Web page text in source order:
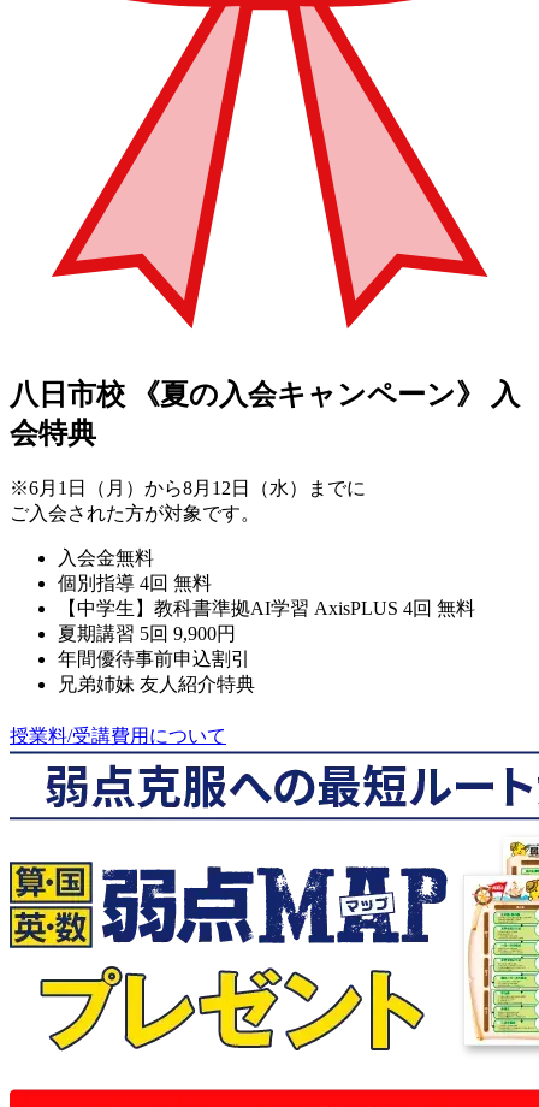
八日市校 《夏の入会キャンペーン》
入
会特典
※6月1日（月）から8月12日（水）までに
ご入会された方が対象です。
入会金無料
個別指導 4回 無料
【中学生】教科書準拠AI学習 AxisPLUS 4回 無料
夏期講習 5回 9,900円
年間優待事前申込割引
兄弟姉妹 友人紹介特典
授業料/受講費用について